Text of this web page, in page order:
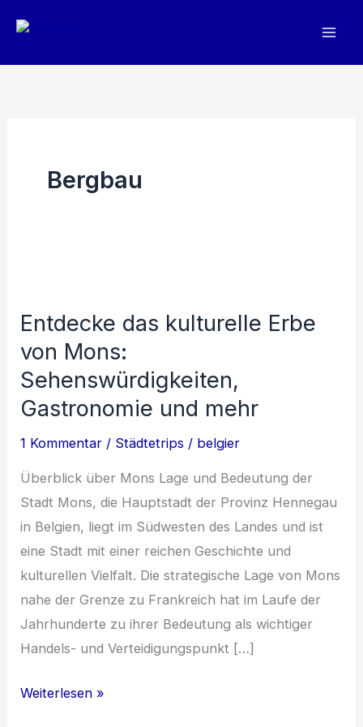
Inhalt
Bergbau
Entdecke das kulturelle Erbe
von Mons:
Sehenswürdigkeiten,
Gastronomie und mehr
1 Kommentar / Städtetrips / belgier
Überblick über Mons Lage und Bedeutung der
Stadt Mons, die Hauptstadt der Provinz Hennegau
in Belgien, liegt im Südwesten des Landes und ist
eine Stadt mit einer reichen Geschichte und
kulturellen Vielfalt. Die strategische Lage von Mons
nahe der Grenze zu Frankreich hat im Laufe der
Jahrhunderte zu ihrer Bedeutung als wichtiger
Handels- und Verteidigungspunkt […]
Entdecke
Weiterlesen »